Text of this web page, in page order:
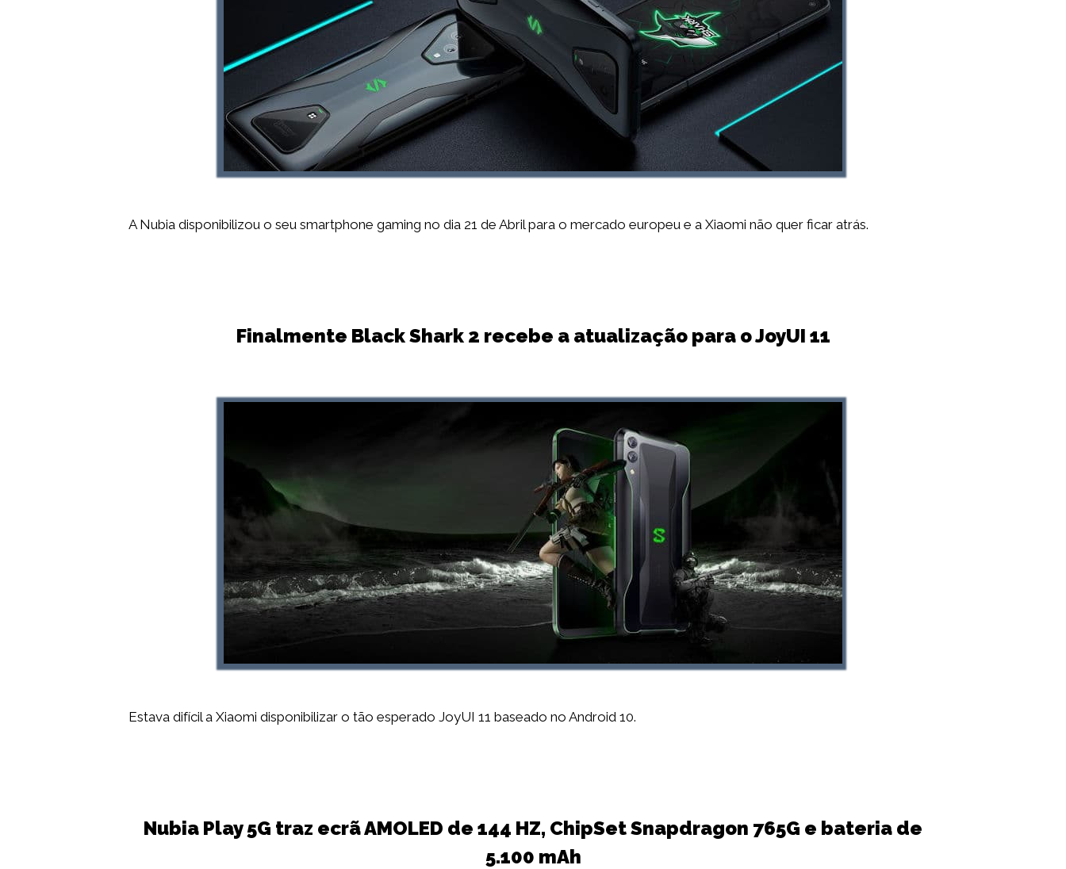
A Nubia disponibilizou o seu smartphone gaming no dia 21 de Abril para o mercado europeu e a Xiaomi não quer ficar atrás.
Finalmente Black Shark 2 recebe a atualização para o JoyUI 11
Estava difícil a Xiaomi disponibilizar o tão esperado JoyUI 11 baseado no Android 10.
Nubia Play 5G traz ecrã AMOLED de 144 HZ, ChipSet Snapdragon 765G e bateria de
5.100 mAh